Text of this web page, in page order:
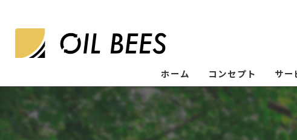
ホーム コンセプト サー